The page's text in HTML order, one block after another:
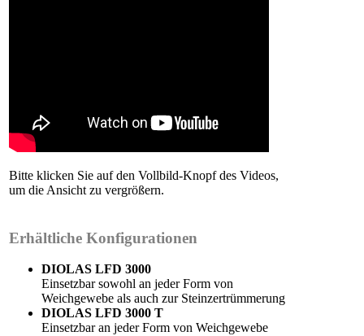
Bitte klicken Sie auf den Vollbild-Knopf des Videos,
um die Ansicht zu vergrößern.
Erhältliche Konfigurationen
DIOLAS LFD 3000
Einsetzbar sowohl an jeder Form von
Weichgewebe als auch zur Steinzertrümmerung
DIOLAS LFD 3000 T
Einsetzbar an jeder Form von Weichgewebe